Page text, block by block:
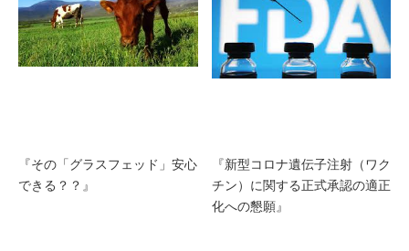
『その「グラスフェッド」安心
できる？？』
『新型コロナ遺伝子注射（ワク
チン）に関する正式承認の適正
化への懇願』